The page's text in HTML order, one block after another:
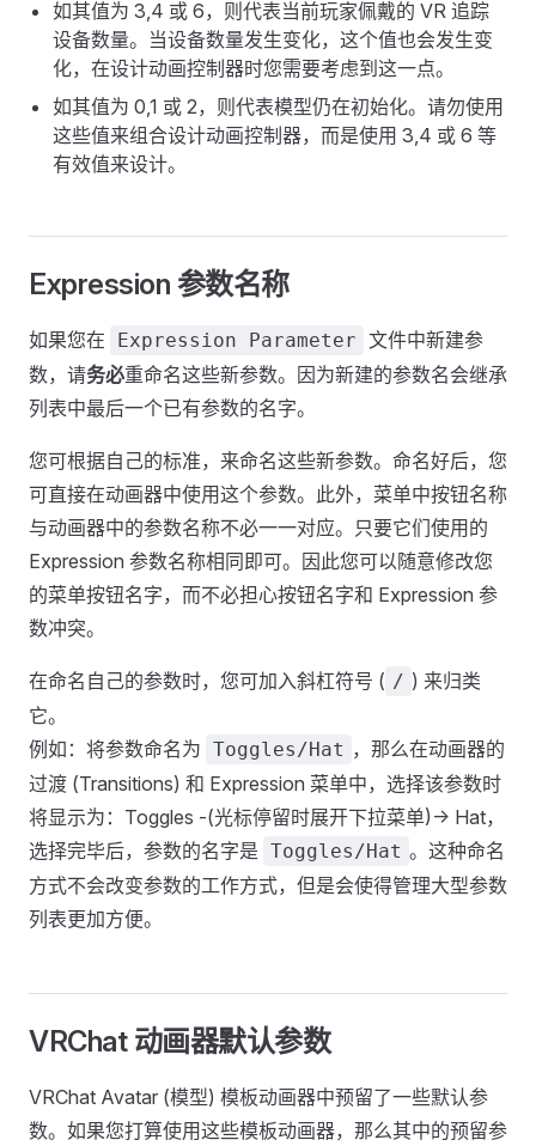
如其值为 3,4 或 6，则代表当前玩家佩戴的 VR 追踪
设备数量。当设备数量发生变化，这个值也会发生变
化，在设计动画控制器时您需要考虑到这一点。
如其值为 0,1 或 2，则代表模型仍在初始化。请勿使用
这些值来组合设计动画控制器，而是使用 3,4 或 6 等
有效值来设计。
Expression 参数名称
如果您在 Expression Parameter 文件中新建参
数，请务必重命名这些新参数。因为新建的参数名会继承
列表中最后一个已有参数的名字。
您可根据自己的标准，来命名这些新参数。命名好后，您
可直接在动画器中使用这个参数。此外，菜单中按钮名称
与动画器中的参数名称不必一一对应。只要它们使用的
Expression 参数名称相同即可。因此您可以随意修改您
的菜单按钮名字，而不必担心按钮名字和 Expression 参
数冲突。
在命名自己的参数时，您可加入斜杠符号 ( / ) 来归类
它。
例如：将参数命名为 Toggles/Hat ，那么在动画器的
过渡 (Transitions) 和 Expression 菜单中，选择该参数时
将显示为：Toggles -(光标停留时展开下拉菜单)-> Hat，
选择完毕后，参数的名字是 Toggles/Hat 。这种命名
方式不会改变参数的工作方式，但是会使得管理大型参数
列表更加方便。
VRChat 动画器默认参数
VRChat Avatar (模型) 模板动画器中预留了一些默认参
数。如果您打算使用这些模板动画器，那么其中的预留参